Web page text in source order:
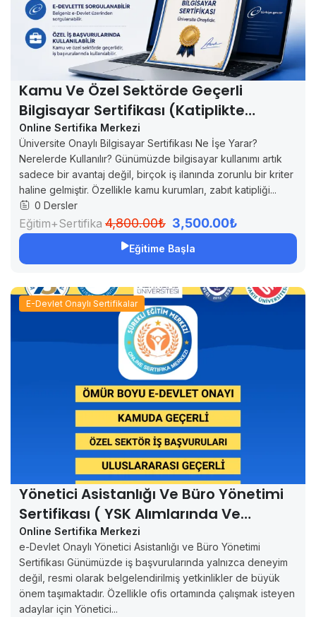
Kamu Ve Özel Sektörde Geçerli
Bilgisayar Sertifikası (Katiplikte
Geçerli)
Online Sertifika Merkezi
Üniversite Onaylı Bilgisayar Sertifikası Ne İşe Yarar?
Nerelerde Kullanılır? Günümüzde bilgisayar kullanımı artık
sadece bir avantaj değil, birçok iş ilanında zorunlu bir kriter
haline gelmiştir. Özellikle kamu kurumları, zabıt katipliği...
0 Dersler
Eğitim+Sertifika 4,800.00₺ 3,500.00₺
Eğitime Başla
E-Devlet Onaylı Sertifikalar
Yönetici Asistanlığı Ve Büro Yönetimi
Sertifikası ( YSK Alımlarında Ve
Özellerde Geçerli)
Online Sertifika Merkezi
e-Devlet Onaylı Yönetici Asistanlığı ve Büro Yönetimi
Sertifikası Günümüzde iş başvurularında yalnızca deneyim
değil, resmi olarak belgelendirilmiş yetkinlikler de büyük
önem taşımaktadır. Özellikle ofis ortamında çalışmak isteyen
adaylar için Yönetici...